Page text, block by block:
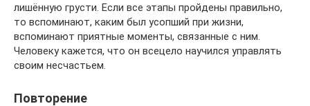
лишённую грусти. Если все этапы пройдены правильно,
то вспоминают, каким был усопший при жизни,
вспоминают приятные моменты, связанные с ним.
Человеку кажется, что он всецело научился управлять
своим несчастьем.
Повторение